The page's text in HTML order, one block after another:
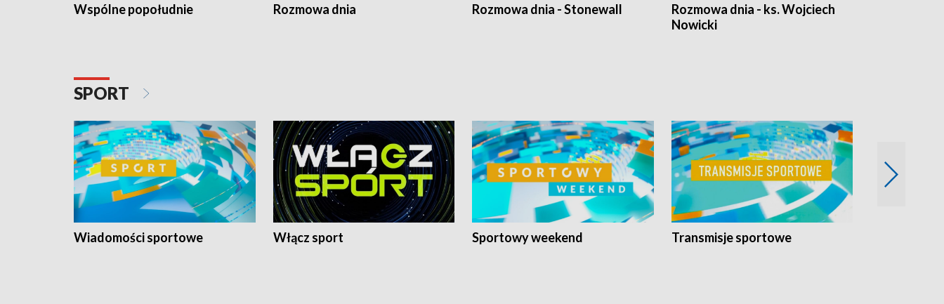
Wspólne popołudnie Rozmowa dnia Rozmowa dnia - Stonewall
Rozmowa dnia - ks. Wojciech
Nowicki
SPORT
Wiadomości sportowe Włącz sport Sportowy weekend Transmisje sportowe